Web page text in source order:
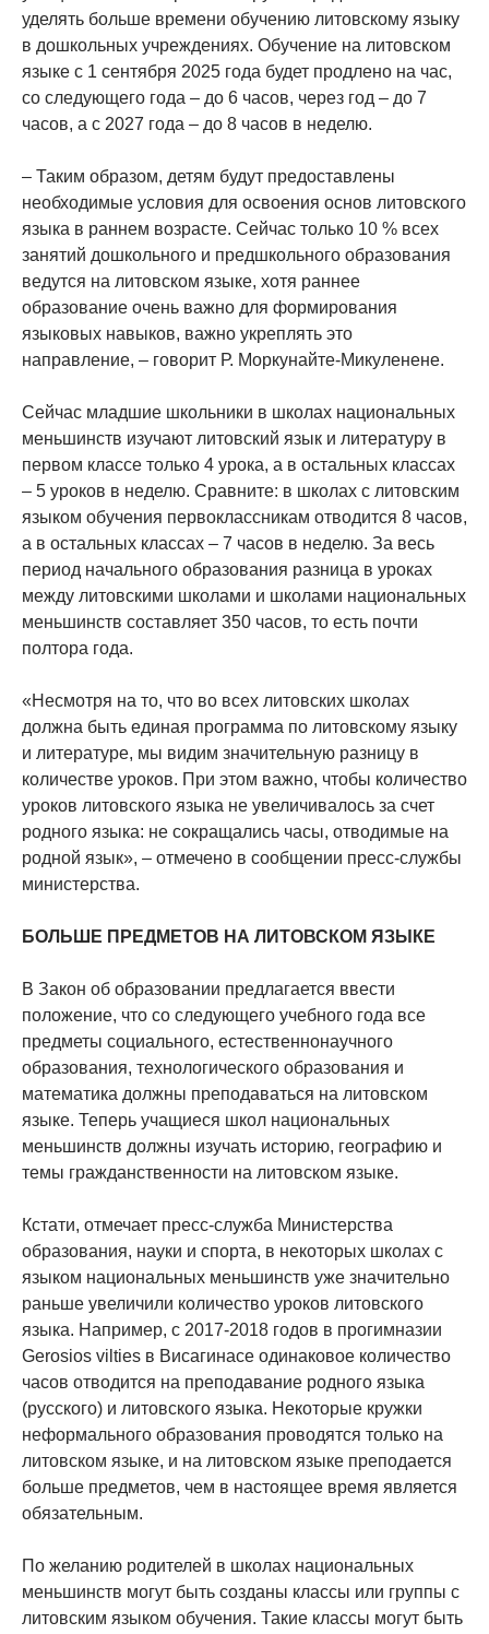
уделять больше времени обучению литовскому языку
в дошкольных учреждениях. Обучение на литовском
языке с 1 сентября 2025 года будет продлено на час,
со следующего года – до 6 часов, через год – до 7
часов, а с 2027 года – до 8 часов в неделю.
– Таким образом, детям будут предоставлены
необходимые условия для освоения основ литовского
языка в раннем возрасте. Сейчас только 10 % всех
занятий дошкольного и предшкольного образования
ведутся на литовском языке, хотя раннее
образование очень важно для формирования
языковых навыков, важно укреплять это
направление, – говорит Р. Моркунайте-Микуленене.
Сейчас младшие школьники в школах национальных
меньшинств изучают литовский язык и литературу в
первом классе только 4 урока, а в остальных классах
– 5 уроков в неделю. Сравните: в школах с литовским
языком обучения первоклассникам отводится 8 часов,
а в остальных классах – 7 часов в неделю. За весь
период начального образования разница в уроках
между литовскими школами и школами национальных
меньшинств составляет 350 часов, то есть почти
полтора года.
«Несмотря на то, что во всех литовских школах
должна быть единая программа по литовскому языку
и литературе, мы видим значительную разницу в
количестве уроков. При этом важно, чтобы количество
уроков литовского языка не увеличивалось за счет
родного языка: не сокращались часы, отводимые на
родной язык», – отмечено в сообщении пресс-службы
министерства.
БОЛЬШЕ ПРЕДМЕТОВ НА ЛИТОВСКОМ ЯЗЫКЕ
В Закон об образовании предлагается ввести
положение, что со следующего учебного года все
предметы социального, естественнонаучного
образования, технологического образования и
математика должны преподаваться на литовском
языке. Теперь учащиеся школ национальных
меньшинств должны изучать историю, географию и
темы гражданственности на литовском языке.
Кстати, отмечает пресс-служба Министерства
образования, науки и спорта, в некоторых школах с
языком национальных меньшинств уже значительно
раньше увеличили количество уроков литовского
языка. Например, с 2017-2018 годов в прогимназии
Gerosios vilties в Висагинасе одинаковое количество
часов отводится на преподавание родного языка
(русского) и литовского языка. Некоторые кружки
неформального образования проводятся только на
литовском языке, и на литовском языке преподается
больше предметов, чем в настоящее время является
обязательным.
По желанию родителей в школах национальных
меньшинств могут быть созданы классы или группы с
литовским языком обучения. Такие классы могут быть